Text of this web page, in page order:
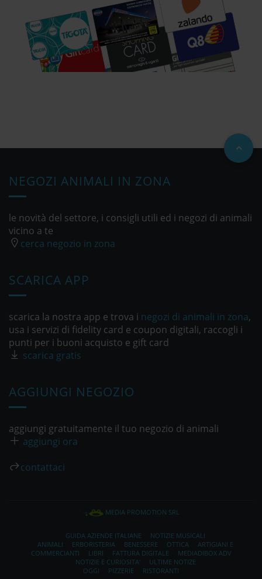
NEGOZI ANIMALI IN ZONA
le novità del settore, i consigli utili ed i negozi di animali
vicino a te
cerca negozio in zona
SCARICA APP
scarica la nostra app e trova i negozi di animali in zona,
usa i servizi di fidelity card e coupon digitali, raccogli i
punti per i buoni acquisto e gift card
scarica gratis
AGGIUNGI NEGOZIO
aggiungi gratuitamente il tuo negozio di animali
aggiungi ora
contattaci
MEDIA PROMOTION SRL
GUIDA AZIENDE ITALIANE
NOTIZIE MUSICALI
ANIMALI
ERBORISTERIA BENESSERE OTTICA
ARTIGIANI E
COMMERCIANTI
LIBRI FATTURA DIGITALE
MEDIADIBOX ADV
NOTIZIE E CURIOSITA'
ULTIME NOTIZE
OGGI
PIZZERIE RISTORANTI